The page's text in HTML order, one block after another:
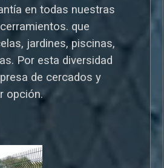
en todas nuestras
que
jardines, piscinas,
Por esta diversidad
de cercados y
opción.